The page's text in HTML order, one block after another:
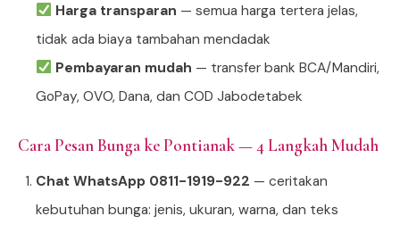
Harga transparan — semua harga tertera jelas,
tidak ada biaya tambahan mendadak
Pembayaran mudah — transfer bank BCA/Mandiri,
GoPay, OVO, Dana, dan COD Jabodetabek
Cara Pesan Bunga ke Pontianak — 4 Langkah Mudah
Chat WhatsApp 0811-1919-922 — ceritakan
kebutuhan bunga: jenis, ukuran, warna, dan teks